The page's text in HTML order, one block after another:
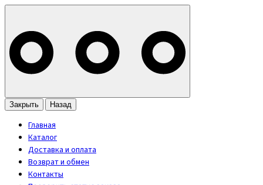
Закрыть Назад
Главная
Каталог
Доставка и оплата
Возврат и обмен
Контакты